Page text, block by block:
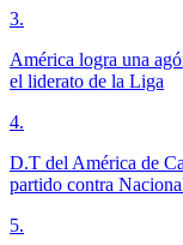
3.
América logra una
el liderato de la Liga
4.
D.T del América de
partido contra
5.